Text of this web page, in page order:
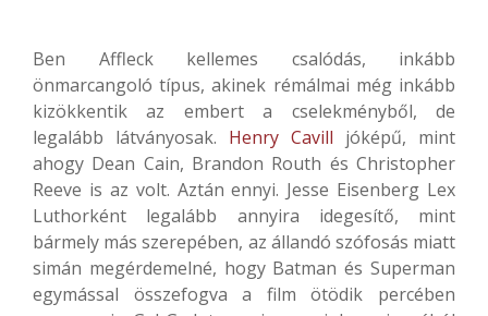
Ben Affleck kellemes csalódás, inkább
önmarcangoló típus, akinek rémálmai még inkább
kizökkentik az embert a cselekményből, de
legalább látványosak. Henry Cavill jóképű, mint
ahogy Dean Cain, Brandon Routh és Christopher
Reeve is az volt. Aztán ennyi. Jesse Eisenberg Lex
Luthorként legalább annyira idegesítő, mint
bármely más szerepében, az állandó szófosás miatt
simán megérdemelné, hogy Batman és Superman
egymással összefogva a film ötödik percében